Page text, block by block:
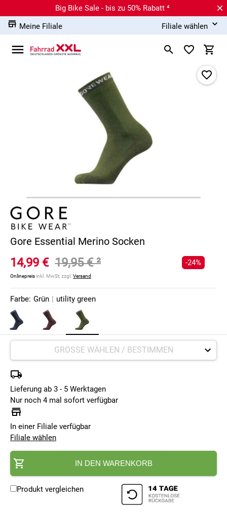
Big Bike Sale - bis zu 50% Rabatt ⁴
Meine Filiale
Filiale wählen
Gore Essential Merino Socken
14,99 € 19,95 €²
Onlinepreisinkl. MwSt, zzgl. Versand
-24%
Farbe: Grün | utility green
Lieferung ab 3 - 5 Werktagen
Nur noch 4 mal sofort verfügbar
In einer Filiale verfügbar
Filiale wählen
IN DEN WARENKORB
Produkt vergleichen